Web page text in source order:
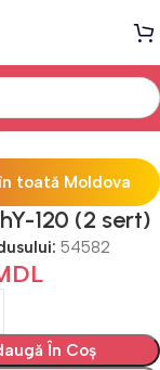
=Y="MODERN"
toată Moldova
120 (2 sert)
54582
În Coș